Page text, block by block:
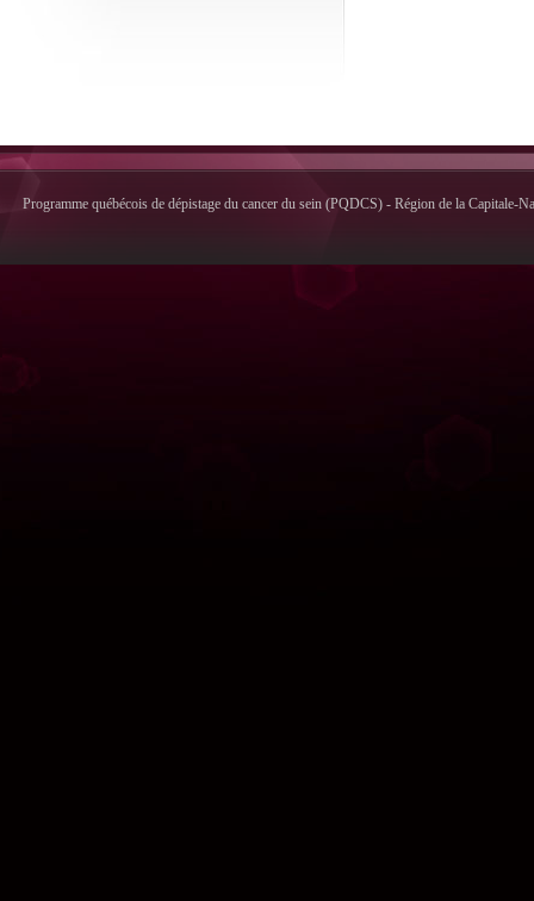
Programme québécois de dépistage du cancer du sein (PQDCS) - Région de la Capitale-